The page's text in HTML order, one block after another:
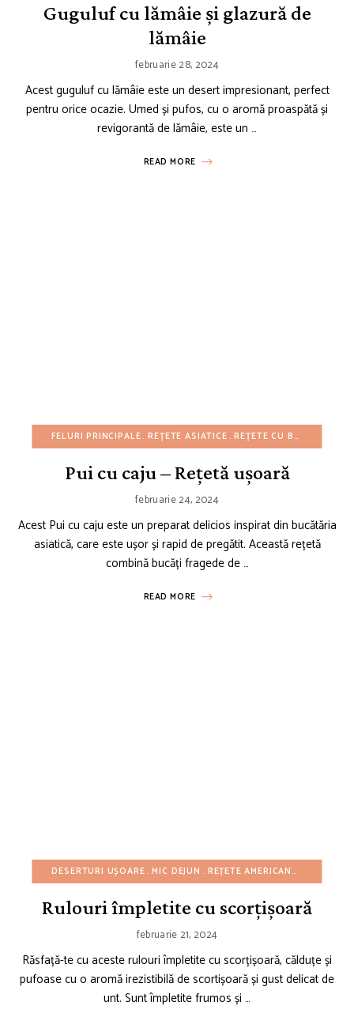
Guguluf cu lămâie și glazură de
lămâie
februarie 28, 2024
Acest guguluf cu lămâie este un desert impresionant, perfect
pentru orice ocazie. Umed și pufos, cu o aromă proaspătă și
revigorantă de lămâie, este un …
READ MORE
FELURI PRINCIPALE REȚETE ASIATICE REȚETE CU BUGET REDUS
Pui cu caju – Rețetă ușoară
februarie 24, 2024
Acest Pui cu caju este un preparat delicios inspirat din bucătăria
asiatică, care este ușor și rapid de pregătit. Această rețetă
combină bucăți fragede de …
READ MORE
DESERTURI UȘOARE MIC DEJUN REȚETE AMERICANE
Rulouri împletite cu scorțișoară
februarie 21, 2024
Răsfață-te cu aceste rulouri împletite cu scorțișoară, călduțe și
pufoase cu o aromă irezistibilă de scortișoară și gust delicat de
unt. Sunt împletite frumos și …